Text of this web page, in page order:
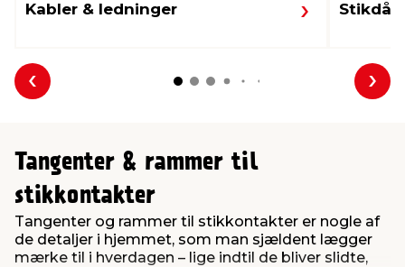
Kabler & ledninger
Forrige
Tangenter & rammer til
stikkontakter
Tangenter og rammer til stikkontakter er nogle af
de detaljer i hjemmet, som man sjældent lægger
mærke til i hverdagen – lige indtil de bliver slidte,